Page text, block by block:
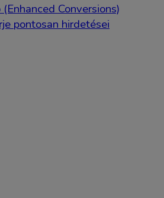
Conversions)
pontosan hirdetései